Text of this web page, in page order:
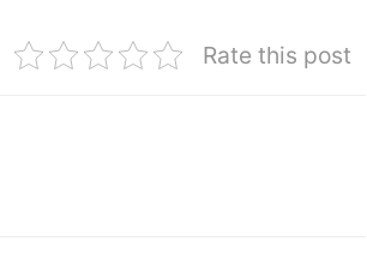
Rate this post